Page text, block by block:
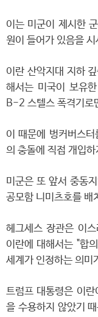
이는 미군이 제시한
원이 들어가 있음을
이란 산악지대 지하
해서는 미국이 보유
B-2 스텔스 폭격기로
이 때문에 벙커버스
의 충돌에 직접 개입
미군은 또 앞서 중
공모함 니미츠호를 배
헤그세스 장관은 이
이란에 대해서는 "합
세계가 인정하는 의미
트럼프 대통령은 이
을 수용하지 않았기